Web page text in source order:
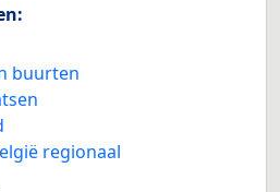
buurten
regionaal